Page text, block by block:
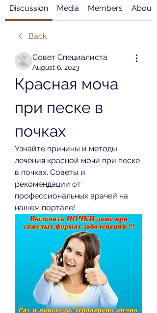
Discussion Media Members About
Back
Совет Специалиста
August 6, 2023
Красная моча
при песке в
почках
Узнайте причины и методы
лечения красной мочи при песке
в почках. Советы и
рекомендации от
профессиональных врачей на
нашем портале!